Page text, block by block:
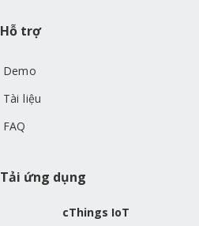
Hỗ trợ
Demo
Tài liệu
FAQ
Tải ứng dụng
cThings IoT